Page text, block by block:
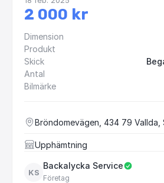
2 000 kr
Dimension
Produkt
Skick
Antal
Bilmärke
Bröndomevägen, 434 79 Vallda,
Upphämtning
KS
Backalycka Service
Företag